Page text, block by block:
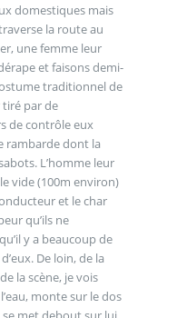
domestiques mais
la route au
une femme leur
et faisons demi-
traditionnel de
tiré par de
de contrôle eux
rambarde dont la
L’homme leur
vide (100m environ)
et le char
qu’ils ne
y a beaucoup de
De loin, de la
la scène, je vois
monte sur le dos